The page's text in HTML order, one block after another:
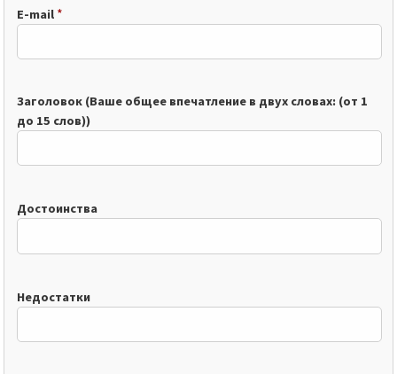
E-mail *
Заголовок (Ваше общее впечатление в двух словах: (от 1
до 15 слов))
Достоинства
Недостатки